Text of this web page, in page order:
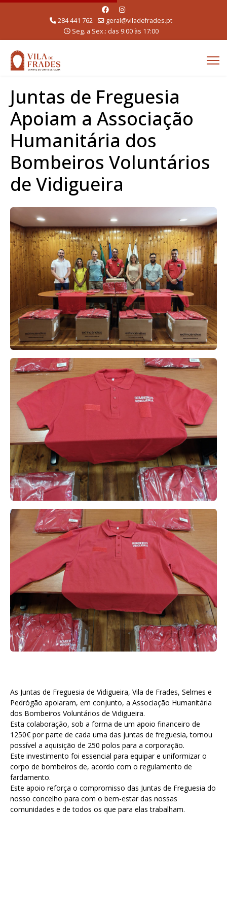
284 441 762
geral@viladefrades.pt
Seg. a Sex.: das 9:00 às 17:00
Juntas de Freguesia
Apoiam a Associação
Humanitária dos
Bombeiros Voluntários
de Vidigueira
As Juntas de Freguesia de Vidigueira, Vila de Frades, Selmes e
Pedrógão apoiaram, em conjunto, a Associação Humanitária
dos Bombeiros Voluntários de Vidigueira.
Esta colaboração, sob a forma de um apoio financeiro de
1250€ por parte de cada uma das juntas de freguesia, tornou
possível a aquisição de 250 polos para a corporação.
Este investimento foi essencial para equipar e uniformizar o
corpo de bombeiros de, acordo com o regulamento de
fardamento.
Este apoio reforça o compromisso das Juntas de Freguesia do
nosso concelho para com o bem-estar das nossas
comunidades e de todos os que para elas trabalham.